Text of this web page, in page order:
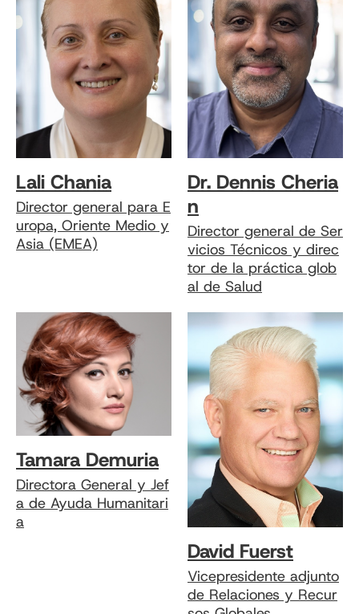
Lali Chania
Director general para E
uropa, Oriente Medio y
Asia (EMEA)
Dr. Dennis Cheria
n
Director general de Ser
vicios Técnicos y direc
tor de la práctica glob
al de Salud
Tamara Demuria
Directora General y Jef
a de Ayuda Humanitari
a
David Fuerst
Vicepresidente adjunto
de Relaciones y Recur